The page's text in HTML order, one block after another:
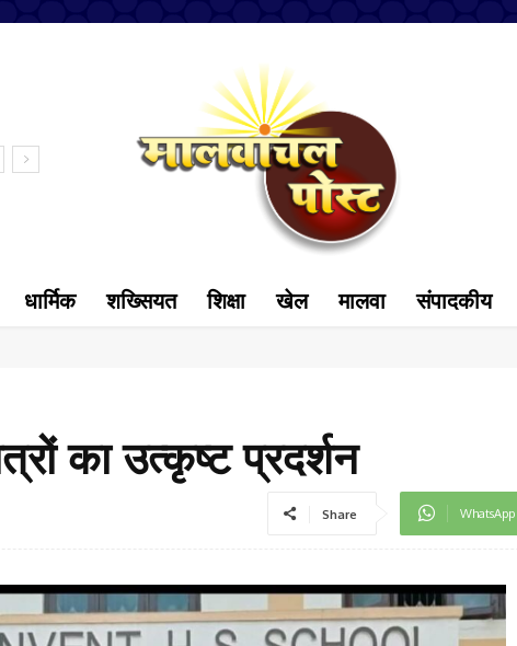
धार्मिक शख्सियत शिक्षा खेल मालवा संपादकीय
का उत्कृष्ट प्रदर्शन
Share WhatsApp